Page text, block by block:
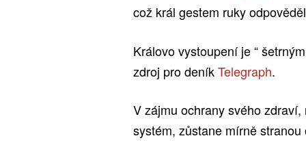
což král gestem ruky
Královo vystoupení je “
zdroj pro deníkTelegraph.
V zájmu ochrany svého
systém, zůstane mírně